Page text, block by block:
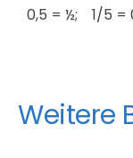
0,5 = ½;
1/5 =
Weitere